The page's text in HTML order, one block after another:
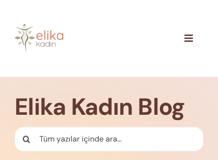
content
Toggle
İletişim
Elika Kadın Blog
Ara: